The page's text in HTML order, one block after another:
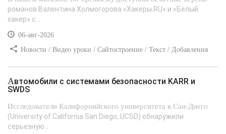
романов Валентина Холмогорова «Хакеры.RU» и «Белый
хакер» с...
06-авг-2026
Новости / Видео уроки / Сайтостроение / Текст / Добавления
Автомобили с системами безопасности KARR и
SWDS
Исследователи Калифорнийского университета в Сан-Диего
(University of California San Diego, UCSD) обнаружили
серьезную...